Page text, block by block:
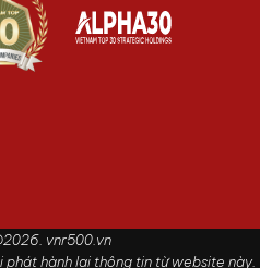
vnr500.vn
phát hành lại thông tin từ website này.